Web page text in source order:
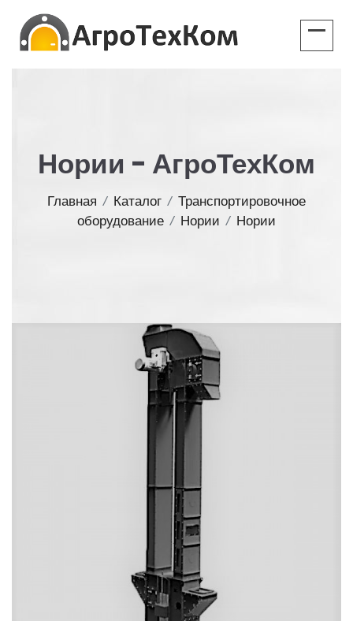
Нории - АгроТехКом
Главная / Каталог / Транспортировочное
оборудование / Нории / Нории